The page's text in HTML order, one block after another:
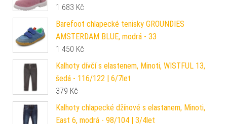
1 683 Kč
Barefoot chlapecké tenisky GROUNDIES
AMSTERDAM BLUE, modrá - 33
1 450 Kč
Kalhoty dívčí s elastenem, Minoti, WISTFUL 13,
šedá - 116/122 | 6/7let
379 Kč
Kalhoty chlapecké džínové s elastanem, Minoti,
East 6, modrá - 98/104 | 3/4let